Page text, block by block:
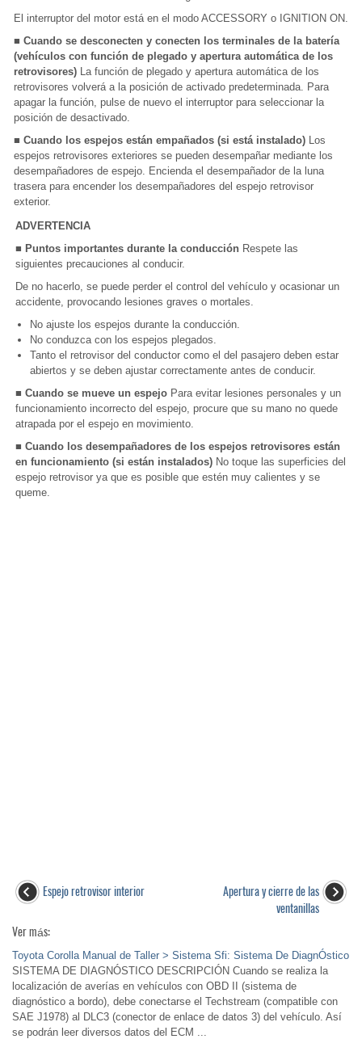
El interruptor del motor está en el modo ACCESSORY o IGNITION ON.
■ Cuando se desconecten y conecten los terminales de la batería
(vehículos con función de plegado y apertura automática de los
retrovisores) La función de plegado y apertura automática de los
retrovisores volverá a la posición de activado predeterminada. Para
apagar la función, pulse de nuevo el interruptor para seleccionar la
posición de desactivado.
■ Cuando los espejos están empañados (si está instalado) Los
espejos retrovisores exteriores se pueden desempañar mediante los
desempañadores de espejo. Encienda el desempañador de la luna
trasera para encender los desempañadores del espejo retrovisor
exterior.
ADVERTENCIA
■ Puntos importantes durante la conducción Respete las
siguientes precauciones al conducir.
De no hacerlo, se puede perder el control del vehículo y ocasionar un
accidente, provocando lesiones graves o mortales.
No ajuste los espejos durante la conducción.
No conduzca con los espejos plegados.
Tanto el retrovisor del conductor como el del pasajero deben estar
abiertos y se deben ajustar correctamente antes de conducir.
■ Cuando se mueve un espejo Para evitar lesiones personales y un
funcionamiento incorrecto del espejo, procure que su mano no quede
atrapada por el espejo en movimiento.
■ Cuando los desempañadores de los espejos retrovisores están
en funcionamiento (si están instalados) No toque las superficies del
espejo retrovisor ya que es posible que estén muy calientes y se
queme.
Espejo retrovisor interior
Apertura y cierre de las
ventanillas
Ver más:
Toyota Corolla Manual de Taller > Sistema Sfi: Sistema De DiagnÓstico
SISTEMA DE DIAGNÓSTICO DESCRIPCIÓN Cuando se realiza la
localización de averías en vehículos con OBD II (sistema de
diagnóstico a bordo), debe conectarse el Techstream (compatible con
SAE J1978) al DLC3 (conector de enlace de datos 3) del vehículo. Así
se podrán leer diversos datos del ECM ...